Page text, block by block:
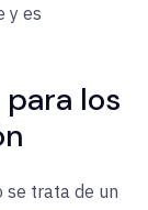
y es
los
se trata de un